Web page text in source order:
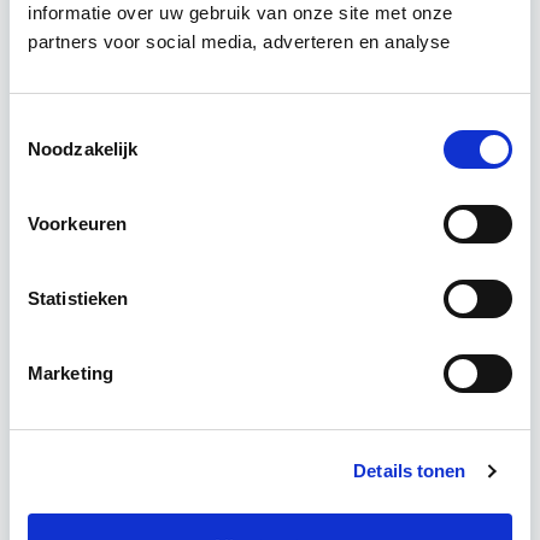
informatie over uw gebruik van onze site met onze
partners voor social media, adverteren en analyse
Noodzakelijk
Voorkeuren
Statistieken
Marketing
Details tonen
Tijdens deze opleiding leer je om integraal
vastgoedprojecten te realiseren en/of te
komen voorbij, waarbij de… Lees verder
4 - 8 uur per week
Eerstvolgende startdatum
Meer informatie